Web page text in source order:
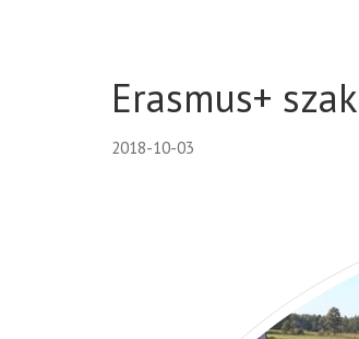
Erasmus+
2018-10-03